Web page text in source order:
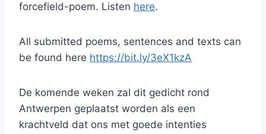
forcefield-poem. Listen here.
All submitted poems, sentences and texts can
be found here https://bit.ly/3eX1kzA
De komende weken zal dit gedicht rond
Antwerpen geplaatst worden als een
krachtveld dat ons met goede intenties